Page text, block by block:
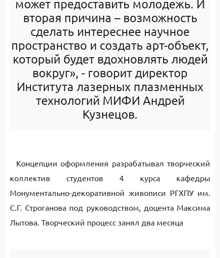
может предоставить молодежь. И
вторая причина – возможность
сделать интереснее научное
пространство и создать арт-объект,
который будет вдохновлять людей
вокруг», - говорит директор
Института лазерных плазменных
технологий МИФИ Андрей
Кузнецов.
Концепции оформления разрабатывал творческий
коллектив студентов 4 курса кафедры
Монументально-декоративной живописи РГХПУ им.
С.Г. Строганова под руководством, доцента Максима
Лытова. Творческий процесс занял два месяца